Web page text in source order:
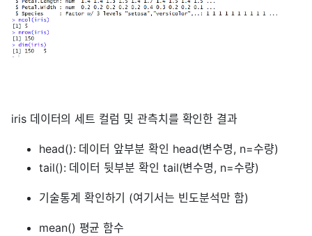
iris 데이터의 세트 컬럼 및 관측치를 확인한 결과
head(): 데이터 앞부분 확인 head(변수명, n=수량)
tail(): 데이터 뒷부분 확인 tail(변수명, n=수량)
기술통계 확인하기 (여기서는 빈도분석만 함)
mean() 평균 함수